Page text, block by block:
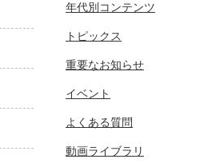
年代別コンテンツ
トピックス
重要なお知らせ
イベント
よくある質問
動画ライブラリ